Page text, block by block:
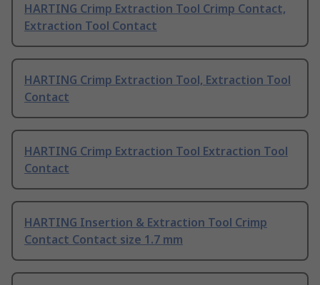
HARTING Crimp Extraction Tool Crimp Contact,
Extraction Tool Contact
HARTING Crimp Extraction Tool, Extraction Tool
Contact
HARTING Crimp Extraction Tool Extraction Tool
Contact
HARTING Insertion & Extraction Tool Crimp
Contact Contact size 1.7 mm